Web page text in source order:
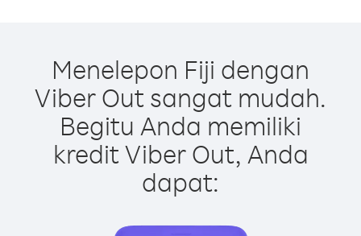
Menelepon Fiji dengan
Viber Out sangat mudah.
Begitu Anda memiliki
kredit Viber Out, Anda
dapat: